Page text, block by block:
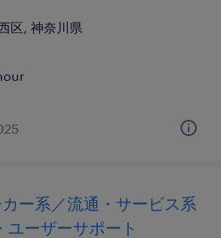
区, 神奈川県
ー系／流通・サービス系
ユーザーサポート